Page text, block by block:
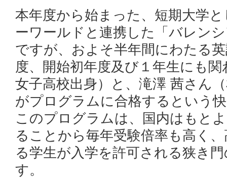
本年度から始まった、短期大学
ーワールドと連携した「バレン
ですが、およそ半年間にわたる
度、開始初年度及び１年生にも
女子高校出身）と、滝澤 茜さん
がプログラムに合格するという
このプログラムは、国内はもと
ることから毎年受験倍率も高く
る学生が入学を許可される狭き
す。